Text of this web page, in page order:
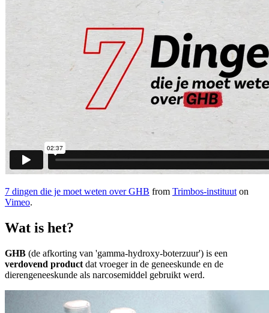
7 dingen die je moet weten over GHB from Trimbos-instituut on
Vimeo.
Wat is het?
GHB (de afkorting van 'gamma-hydroxy-boterzuur') is een
verdovend product dat vroeger in de geneeskunde en de
dierengeneeskunde als narcosemiddel gebruikt werd.